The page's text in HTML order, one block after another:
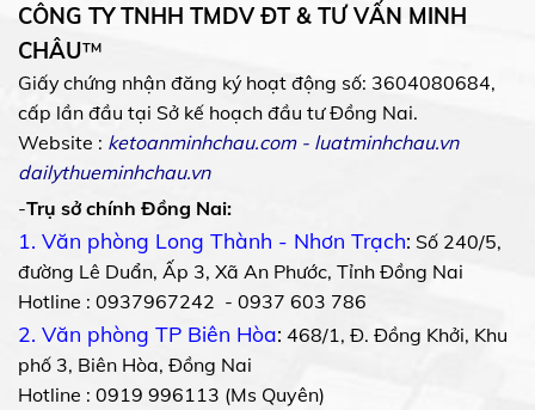
CÔNG TY TNHH TMDV ĐT & TƯ VẤN MINH
CHÂU™
Giấy chứng nhận đăng ký hoạt động số: 3604080684,
cấp lần đầu tại Sở kế hoạch đầu tư Đồng Nai.
Website : ketoanminhchau.com- luatminhchau.vn
dailythueminhchau.vn
-Trụ sở chính Đồng Nai:
1. Văn phòng Long Thành - Nhơn Trạch: Số 240/5,
đường Lê Duẩn, Ấp 3, Xã An Phước, Tỉnh Đồng Nai
Hotline : 0937967242 - 0937 603 786
2. Văn phòng TP Biên Hòa: 468/1, Đ. Đồng Khởi, Khu
phố 3, Biên Hòa, Đồng Nai
Hotline : 0919 996113 (Ms Quyên)